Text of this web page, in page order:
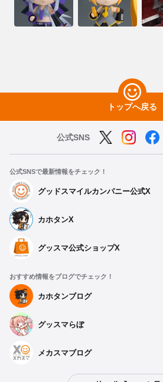
トップへ戻る
公式SNS
公式SNSで最新情報をチェック！
グッドスマイルカンパニー公式X
カホタンX
グッスマ公式ショップX
おすすめ情報をブログでチェック！
カホタンブログ
グッスマらぼ
メカスマブログ